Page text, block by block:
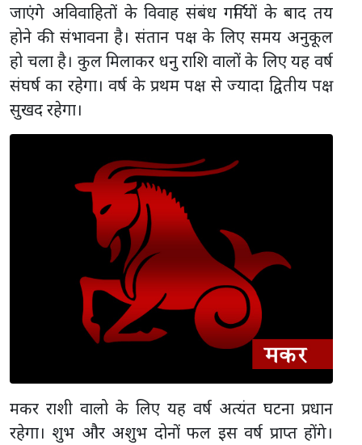
जाएंगे अविवाहितों के विवाह संबंध गर्मियों के बाद तय
होने की संभावना है। संतान पक्ष के लिए समय अनुकूल
हो चला है। कुल मिलाकर धनु राशि वालों के लिए यह वर्ष
संघर्ष का रहेगा। वर्ष के प्रथम पक्ष से ज्यादा द्वितीय पक्ष
सुखद रहेगा।
मकर राशी वालो के लिए यह वर्ष अत्यंत घटना प्रधान
रहेगा। शुभ और अशुभ दोनों फल इस वर्ष प्राप्त होंगे।